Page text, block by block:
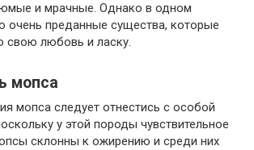
и мрачные. Однако в одном
очень преданные существа, которые
свою любовь и ласку.
мопса
мопса следует отнестись с особой
у этой породы чувствительное
склонны к ожирению и среди них